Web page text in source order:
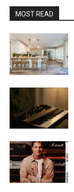
MOST READ